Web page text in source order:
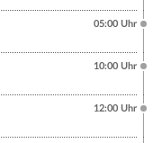
05:00 Uhr
10:00 Uhr
12:00 Uhr